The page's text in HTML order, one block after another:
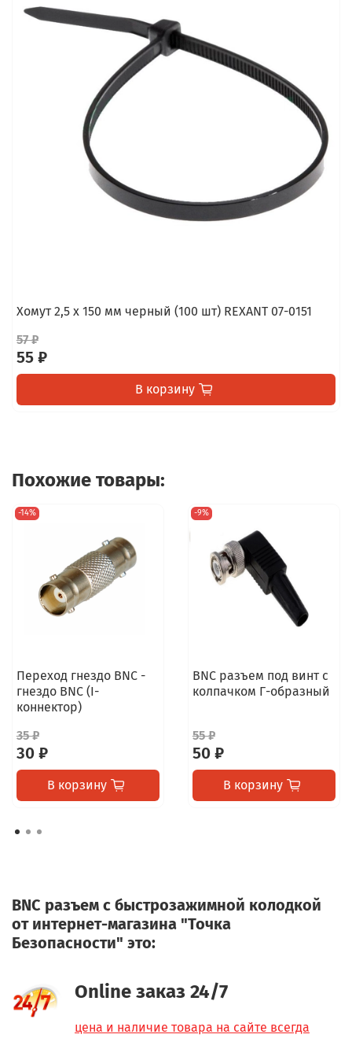
Хомут 2,5 х 150 мм черный (100 шт) REXANT 07-0151
57 ₽
55 ₽
В корзину
Похожие товары:
-14%
Переход гнездо BNC -
гнездо BNC (I-
коннектор)
35 ₽
30 ₽
В корзину
-9%
BNC разъем под винт с
колпачком Г-образный
55 ₽
50 ₽
В корзину
BNC разъем c быстрозажимной колодкой
от интернет-магазина "Точка
Безопасности" это:
Online заказ 24/7
цена и наличие товара на сайте всегда